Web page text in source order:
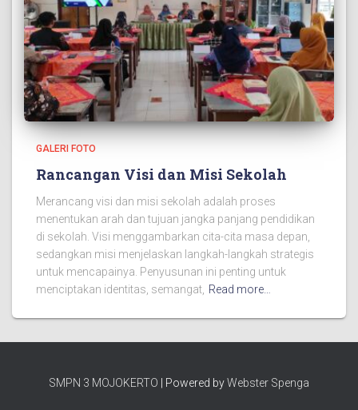
GALERI FOTO
Rancangan Visi dan Misi Sekolah
Merancang visi dan misi sekolah adalah proses
menentukan arah dan tujuan jangka panjang pendidikan
di sekolah. Visi menggambarkan cita-cita masa depan,
sedangkan misi menjelaskan langkah-langkah strategis
untuk mencapainya. Penyusunan ini penting untuk
menciptakan identitas, semangat, Read more…
SMPN 3 MOJOKERTO | Powered byWebster Spenga